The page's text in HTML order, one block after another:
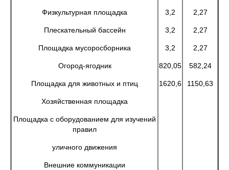
Физкультурная площадка
Плескательный бассейн
Площадка мусоросборника
Огород-ягодник
Площадка для животных и птиц
Хозяйственная площадка
Площадка с оборудованием для изучений
правил
уличного движения
Внешние коммуникации
3,2
3,2
3,2
820,05
1620,6
2,27
2,27
2,27
582,24
1150,63